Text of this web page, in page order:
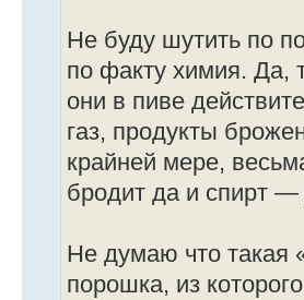
Не буду шутить по
по факту химия. Да,
они в пиве
газ, продукты
крайней мере,
бродит да и спирт —
Не думаю что такая
порошка, из